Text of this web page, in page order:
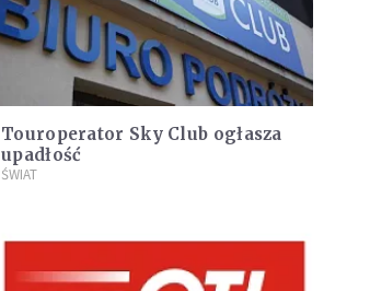
Touroperator Sky Club ogłasza
upadłość
ŚWIAT